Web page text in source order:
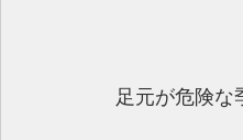
足元が危険